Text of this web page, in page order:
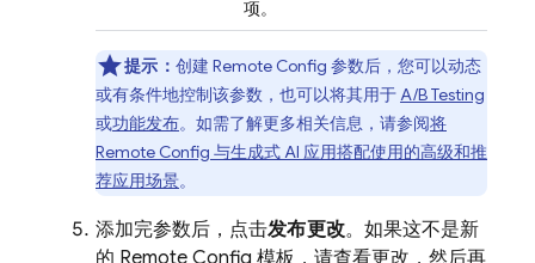
项。
提示： 创建 Remote Config 参数后，您可以动态
或有条件地控制该参数，也可以将其用于A/B Testing
或功能发布。如需了解更多相关信息，请参阅将
Remote Config 与生成式 AI 应用搭配使用的高级和推
荐应用场景。
添加完参数后，点击发布更改。如果这不是新
的 Remote Config 模板，请查看更改，然后再